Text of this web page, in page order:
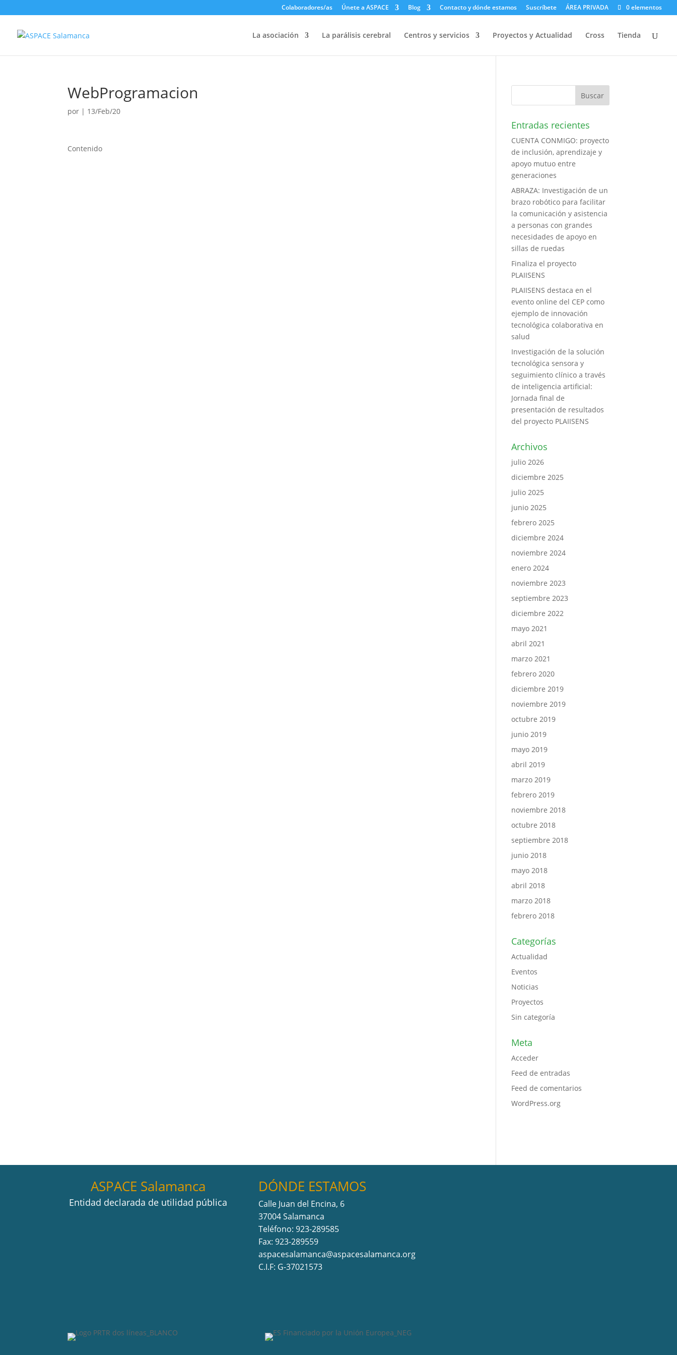
Colaboradores/as Únete a ASPACE Blog Contacto y dónde estamos Suscríbete ÁREA PRIVADA 0 elementos
La asociación La parálisis cerebral Centros y servicios Proyectos y Actualidad Cross Tienda
WebProgramacion
por | 13/Feb/20
Contenido
Entradas recientes
CUENTA CONMIGO: proyecto
de inclusión, aprendizaje y
apoyo mutuo entre
generaciones
ABRAZA: Investigación de un
brazo robótico para facilitar
la comunicación y asistencia
a personas con grandes
necesidades de apoyo en
sillas de ruedas
Finaliza el proyecto
PLAIISENS
PLAIISENS destaca en el
evento online del CEP como
ejemplo de innovación
tecnológica colaborativa en
salud
Investigación de la solución
tecnológica sensora y
seguimiento clínico a través
de inteligencia artificial:
Jornada final de
presentación de resultados
del proyecto PLAIISENS
Archivos
julio 2026
diciembre 2025
julio 2025
junio 2025
febrero 2025
diciembre 2024
noviembre 2024
enero 2024
noviembre 2023
septiembre 2023
diciembre 2022
mayo 2021
abril 2021
marzo 2021
febrero 2020
diciembre 2019
noviembre 2019
octubre 2019
junio 2019
mayo 2019
abril 2019
marzo 2019
febrero 2019
noviembre 2018
octubre 2018
septiembre 2018
junio 2018
mayo 2018
abril 2018
marzo 2018
febrero 2018
Categorías
Actualidad
Eventos
Noticias
Proyectos
Sin categoría
Meta
Acceder
Feed de entradas
Feed de comentarios
WordPress.org
ASPACE Salamanca
Entidad declarada de utilidad pública
DÓNDE ESTAMOS
Calle Juan del Encina, 6
37004 Salamanca
Teléfono: 923-289585
Fax: 923-289559
aspacesalamanca@aspacesalamanca.org
C.I.F: G-37021573